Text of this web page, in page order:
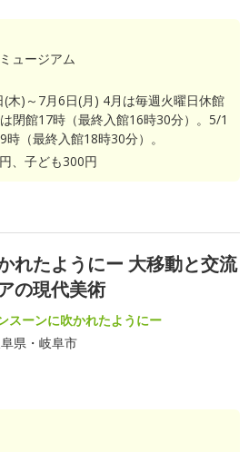
ュージアム
木)～7月6日(月) 4月は毎週火曜日休館
閉館17時（最終入館16時30分）。5/1
時（最終入館18時30分）。
、子ども300円
れたようにー 大移動と交流
の現代美術
スーンに吹かれたようにー
県・岐阜市